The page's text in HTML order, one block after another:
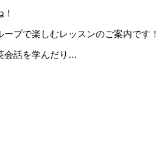
プで楽しむレッスンのご案内です！
会話を学んだり…